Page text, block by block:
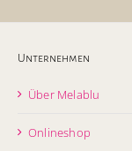
Unternehmen
Über Melablu
Onlineshop